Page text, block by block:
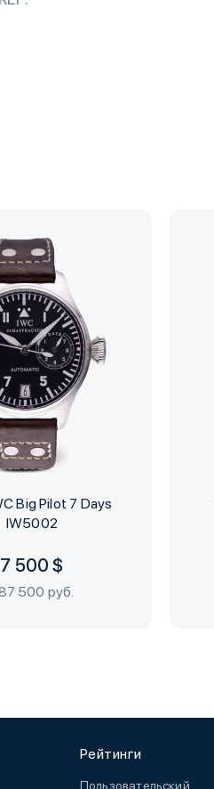
Big Pilot 7 Days
IW5002
7 500 $
500 руб.
Рейтинги
Пользовательский